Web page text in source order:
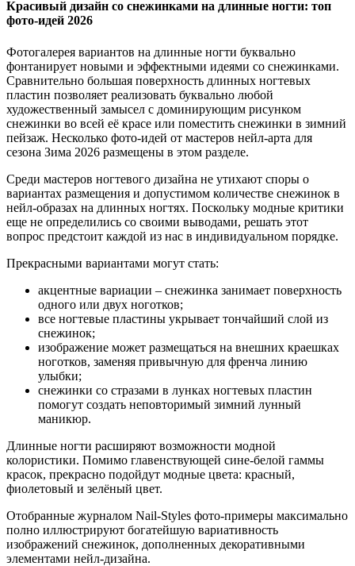
Красивый дизайн со снежинками на длинные ногти: топ
фото-идей 2026
Фотогалерея вариантов на длинные ногти буквально
фонтанирует новыми и эффектными идеями со снежинками.
Сравнительно большая поверхность длинных ногтевых
пластин позволяет реализовать буквально любой
художественный замысел с доминирующим рисунком
снежинки во всей её красе или поместить снежинки в зимний
пейзаж. Несколько фото-идей от мастеров нейл-арта для
сезона Зима 2026 размещены в этом разделе.
Среди мастеров ногтевого дизайна не утихают споры о
вариантах размещения и допустимом количестве снежинок в
нейл-образах на длинных ногтях. Поскольку модные критики
еще не определились со своими выводами, решать этот
вопрос предстоит каждой из нас в индивидуальном порядке.
Прекрасными вариантами могут стать:
акцентные вариации – снежинка занимает поверхность
одного или двух ноготков;
все ногтевые пластины укрывает тончайший слой из
снежинок;
изображение может размещаться на внешних краешках
ноготков, заменяя привычную для френча линию
улыбки;
снежинки со стразами в лунках ногтевых пластин
помогут создать неповторимый зимний лунный
маникюр.
Длинные ногти расширяют возможности модной
колористики. Помимо главенствующей сине-белой гаммы
красок, прекрасно подойдут модные цвета: красный,
фиолетовый и зелёный цвет.
Отобранные журналом Nail-Styles фото-примеры максимально
полно иллюстрируют богатейшую вариативность
изображений снежинок, дополненных декоративными
элементами нейл-дизайна.